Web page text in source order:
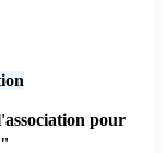
pour